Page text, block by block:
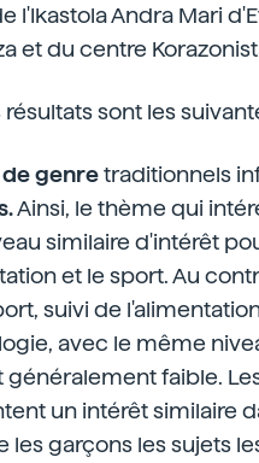
l'Ikastola Andra Mari
et du centre
sont les
genretraditionnels
Ainsi, le thème qui
similaire d'intérêt
et le sport. Au
suivi de
avec le même
généralement faible.
un intérêt similaire
les garçons les sujets